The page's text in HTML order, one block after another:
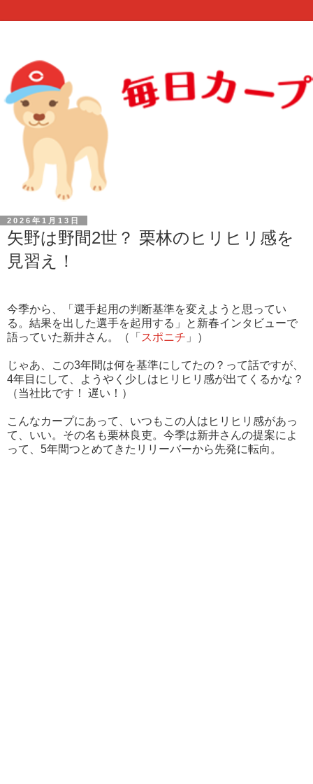
2026年1月13日
矢野は野間2世？ 栗林のヒリヒリ感を
見習え！
今季から、「選手起用の判断基準を変えようと思ってい
る。結果を出した選手を起用する」と新春インタビューで
語っていた新井さん。（「 スポニチ 」）
じゃあ、この3年間は何を基準にしてたの？って話ですが、
4年目にして、ようやく少しはヒリヒリ感が出てくるかな？
（当社比です！ 遅い！）
こんなカープにあって、いつもこの人はヒリヒリ感があっ
て、いい。その名も栗林良吏。今季は新井さんの提案によ
って、5年間つとめてきたリリーバーから先発に転向。